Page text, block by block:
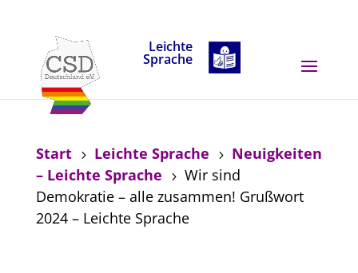
Leichte
Sprache
Start 5 Leichte Sprache 5
Neuigkeiten
– Leichte Sprache
5 Wir sind
Demokratie – alle zusammen! Grußwort
2024 – Leichte Sprache